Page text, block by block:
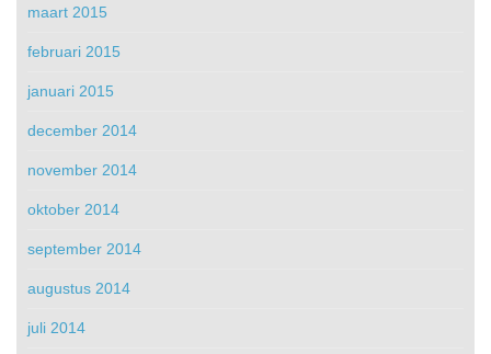
maart 2015
februari 2015
januari 2015
december 2014
november 2014
oktober 2014
september 2014
augustus 2014
juli 2014